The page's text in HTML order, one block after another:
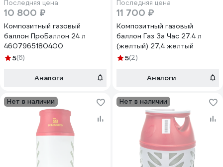
Последняя цена
10 800 ₽
Композитный газовый
баллон ПроБаллон 24 л
4607965180400
5(6)
Аналоги
Последняя цена
11 700 ₽
Композитный газовый
баллон Газ За Час 27.4 л
(желтый) 27,4 желтый
5(2)
Аналоги
Нет в наличии Нет в наличии